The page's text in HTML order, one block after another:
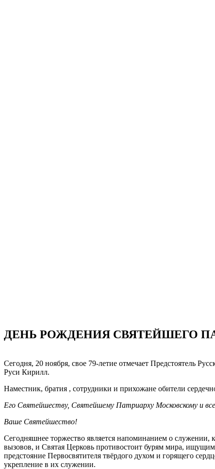
ДЕНЬ РОЖДЕНИЯ СВЯТЕЙШЕГО
Сегодня, 20 ноября, свое 79-летие отмечает Предстоятель
Руси Кирилл.
Наместник, братия , сотрудники и прихожане обители
Его Святейшеству, Святейшему Патриарху Московскому и
Ваше Святейшество!
Сегодняшнее торжество является напоминанием о
вызовов, и Святая Церковь противостоит бурям мира,
предстояние Первосвятителя твёрдого духом и горящего
укрепление в их служении.